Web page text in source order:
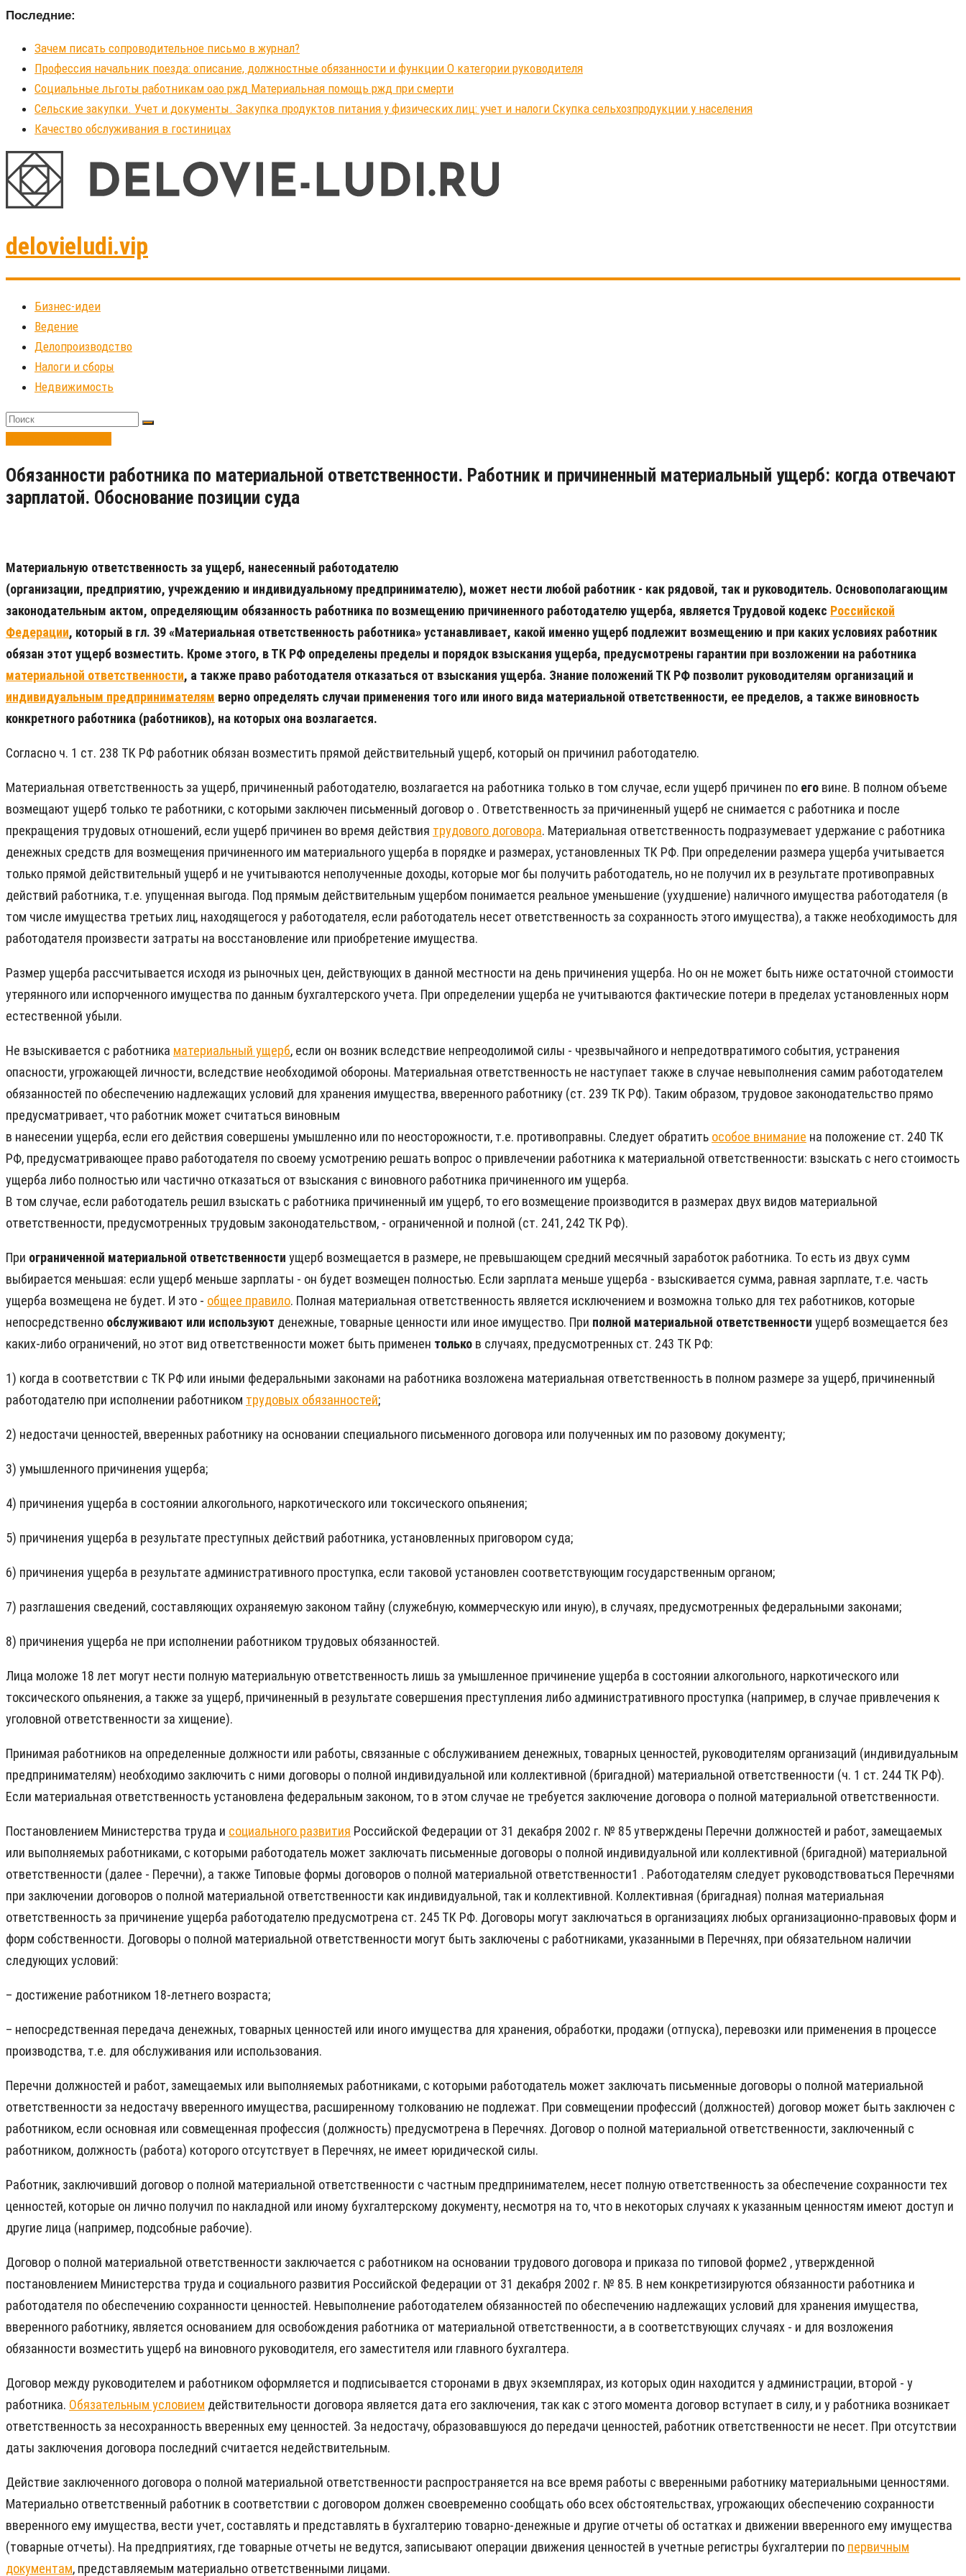
Последние:
Зачем писать сопроводительное письмо в журнал?
Профессия начальник поезда: описание, должностные обязанности и функции О категории руководителя
Социальные льготы работникам оао ржд Материальная помощь ржд при смерти
Сельские закупки. Учет и документы. Закупка продуктов питания у физических лиц: учет и налоги Скупка сельхозпродукции у населения
Качество обслуживания в гостиницах
delovieludi.vip
Бизнес-идеи
Ведение
Делопроизводство
Налоги и сборы
Недвижимость
Обязанности работника по материальной ответственности. Работник и причиненный материальный ущерб: когда отвечают
зарплатой. Обоснование позиции суда
Материальную ответственность за ущерб, нанесенный работодателю
(организации, предприятию, учреждению и индивидуальному предпринимателю), может нести любой работник - как рядовой, так и руководитель. Основополагающим
законодательным актом, определяющим обязанность работника по возмещению причиненного работодателю ущерба, является Трудовой кодекс Российской
Федерации, который в гл. 39 «Материальная ответственность работника» устанавливает, какой именно ущерб подлежит возмещению и при каких условиях работник
обязан этот ущерб возместить. Кроме этого, в ТК РФ определены пределы и порядок взыскания ущерба, предусмотрены гарантии при возложении на работника
материальной ответственности, а также право работодателя отказаться от взыскания ущерба. Знание положений ТК РФ позволит руководителям организаций и
индивидуальным предпринимателям верно определять случаи применения того или иного вида материальной ответственности, ее пределов, а также виновность
конкретного работника (работников), на которых она возлагается.
Согласно ч. 1 ст. 238 ТК РФ работник обязан возместить прямой действительный ущерб, который он причинил работодателю.
Материальная ответственность за ущерб, причиненный работодателю, возлагается на работника только в том случае, если ущерб причинен по его вине. В полном объеме
возмещают ущерб только те работники, с которыми заключен письменный договор о . Ответственность за причиненный ущерб не снимается с работника и после
прекращения трудовых отношений, если ущерб причинен во время действия трудового договора. Материальная ответственность подразумевает удержание с работника
денежных средств для возмещения причиненного им материального ущерба в порядке и размерах, установленных ТК РФ. При определении размера ущерба учитывается
только прямой действительный ущерб и не учитываются неполученные доходы, которые мог бы получить работодатель, но не получил их в результате противоправных
действий работника, т.е. упущенная выгода. Под прямым действительным ущербом понимается реальное уменьшение (ухудшение) наличного имущества работодателя (в
том числе имущества третьих лиц, находящегося у работодателя, если работодатель несет ответственность за сохранность этого имущества), а также необходимость для
работодателя произвести затраты на восстановление или приобретение имущества.
Размер ущерба рассчитывается исходя из рыночных цен, действующих в данной местности на день причинения ущерба. Но он не может быть ниже остаточной стоимости
утерянного или испорченного имущества по данным бухгалтерского учета. При определении ущерба не учитываются фактические потери в пределах установленных норм
естественной убыли.
Не взыскивается с работника материальный ущерб, если он возник вследствие непреодолимой силы - чрезвычайного и непредотвратимого события, устранения
опасности, угрожающей личности, вследствие необходимой обороны. Материальная ответственность не наступает также в случае невыполнения самим работодателем
обязанностей по обеспечению надлежащих условий для хранения имущества, вверенного работнику (ст. 239 ТК РФ). Таким образом, трудовое законодательство прямо
предусматривает, что работник может считаться виновным
в нанесении ущерба, если его действия совершены умышленно или по неосторожности, т.е. противоправны. Следует обратить особое внимание на положение ст. 240 ТК
РФ, предусматривающее право работодателя по своему усмотрению решать вопрос о привлечении работника к материальной ответственности: взыскать с него стоимость
ущерба либо полностью или частично отказаться от взыскания с виновного работника причиненного им ущерба.
В том случае, если работодатель решил взыскать с работника причиненный им ущерб, то его возмещение производится в размерах двух видов материальной
ответственности, предусмотренных трудовым законодательством, - ограниченной и полной (ст. 241, 242 ТК РФ).
При ограниченной материальной ответственности ущерб возмещается в размере, не превышающем средний месячный заработок работника. То есть из двух сумм
выбирается меньшая: если ущерб меньше зарплаты - он будет возмещен полностью. Если зарплата меньше ущерба - взыскивается сумма, равная зарплате, т.е. часть
ущерба возмещена не будет. И это - общее правило. Полная материальная ответственность является исключением и возможна только для тех работников, которые
непосредственно обслуживают или используют денежные, товарные ценности или иное имущество. При полной материальной ответственности ущерб возмещается без
каких-либо ограничений, но этот вид ответственности может быть применен только в случаях, предусмотренных ст. 243 ТК РФ:
1) когда в соответствии с ТК РФ или иными федеральными законами на работника возложена материальная ответственность в полном размере за ущерб, причиненный
работодателю при исполнении работником трудовых обязанностей;
2) недостачи ценностей, вверенных работнику на основании специального письменного договора или полученных им по разовому документу;
3) умышленного причинения ущерба;
4) причинения ущерба в состоянии алкогольного, наркотического или токсического опьянения;
5) причинения ущерба в результате преступных действий работника, установленных приговором суда;
6) причинения ущерба в результате административного проступка, если таковой установлен соответствующим государственным органом;
7) разглашения сведений, составляющих охраняемую законом тайну (служебную, коммерческую или иную), в случаях, предусмотренных федеральными законами;
8) причинения ущерба не при исполнении работником трудовых обязанностей.
Лица моложе 18 лет могут нести полную материальную ответственность лишь за умышленное причинение ущерба в состоянии алкогольного, наркотического или
токсического опьянения, а также за ущерб, причиненный в результате совершения преступления либо административного проступка (например, в случае привлечения к
уголовной ответственности за хищение).
Принимая работников на определенные должности или работы, связанные с обслуживанием денежных, товарных ценностей, руководителям организаций (индивидуальным
предпринимателям) необходимо заключить с ними договоры о полной индивидуальной или коллективной (бригадной) материальной ответственности (ч. 1 ст. 244 ТК РФ).
Если материальная ответственность установлена федеральным законом, то в этом случае не требуется заключение договора о полной материальной ответственности.
Постановлением Министерства труда и социального развития Российской Федерации от 31 декабря 2002 г. № 85 утверждены Перечни должностей и работ, замещаемых
или выполняемых работниками, с которыми работодатель может заключать письменные договоры о полной индивидуальной или коллективной (бригадной) материальной
ответственности (далее - Перечни), а также Типовые формы договоров о полной материальной ответственности1 . Работодателям следует руководствоваться Перечнями
при заключении договоров о полной материальной ответственности как индивидуальной, так и коллективной. Коллективная (бригадная) полная материальная
ответственность за причинение ущерба работодателю предусмотрена ст. 245 ТК РФ. Договоры могут заключаться в организациях любых организационно-правовых форм и
форм собственности. Договоры о полной материальной ответственности могут быть заключены с работниками, указанными в Перечнях, при обязательном наличии
следующих условий:
– достижение работником 18-летнего возраста;
– непосредственная передача денежных, товарных ценностей или иного имущества для хранения, обработки, продажи (отпуска), перевозки или применения в процессе
производства, т.е. для обслуживания или использования.
Перечни должностей и работ, замещаемых или выполняемых работниками, с которыми работодатель может заключать письменные договоры о полной материальной
ответственности за недостачу вверенного имущества, расширенному толкованию не подлежат. При совмещении профессий (должностей) договор может быть заключен с
работником, если основная или совмещенная профессия (должность) предусмотрена в Перечнях. Договор о полной материальной ответственности, заключенный с
работником, должность (работа) которого отсутствует в Перечнях, не имеет юридической силы.
Работник, заключивший договор о полной материальной ответственности с частным предпринимателем, несет полную ответственность за обеспечение сохранности тех
ценностей, которые он лично получил по накладной или иному бухгалтерскому документу, несмотря на то, что в некоторых случаях к указанным ценностям имеют доступ и
другие лица (например, подсобные рабочие).
Договор о полной материальной ответственности заключается с работником на основании трудового договора и приказа по типовой форме2 , утвержденной
постановлением Министерства труда и социального развития Российской Федерации от 31 декабря 2002 г. № 85. В нем конкретизируются обязанности работника и
работодателя по обеспечению сохранности ценностей. Невыполнение работодателем обязанностей по обеспечению надлежащих условий для хранения имущества,
вверенного работнику, является основанием для освобождения работника от материальной ответственности, а в соответствующих случаях - и для возложения
обязанности возместить ущерб на виновного руководителя, его заместителя или главного бухгалтера.
Договор между руководителем и работником оформляется и подписывается сторонами в двух экземплярах, из которых один находится у администрации, второй - у
работника. Обязательным условием действительности договора является дата его заключения, так как с этого момента договор вступает в силу, и у работника возникает
ответственность за несохранность вверенных ему ценностей. За недостачу, образовавшуюся до передачи ценностей, работник ответственности не несет. При отсутствии
даты заключения договора последний считается недействительным.
Действие заключенного договора о полной материальной ответственности распространяется на все время работы с вверенными работнику материальными ценностями.
Материально ответственный работник в соответствии с договором должен своевременно сообщать обо всех обстоятельствах, угрожающих обеспечению сохранности
вверенного ему имущества, вести учет, составлять и представлять в бухгалтерию товарно-денежные и другие отчеты об остатках и движении вверенного ему имущества
(товарные отчеты). На предприятиях, где товарные отчеты не ведутся, записывают операции движения ценностей в учетные регистры бухгалтерии по первичным
документам, представляемым материально ответственными лицами.